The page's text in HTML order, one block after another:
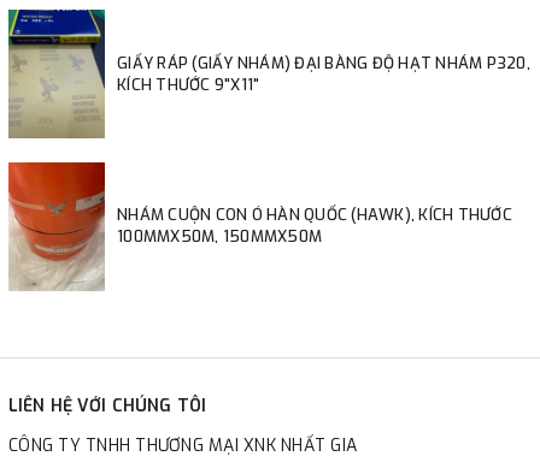
GIẤY RÁP (GIẤY NHÁM) ĐẠI BÀNG ĐỘ HẠT NHÁM P320,
KÍCH THƯỚC 9"X11"
NHÁM CUỘN CON Ó HÀN QUỐC (HAWK), KÍCH THƯỚC
100MMX50M, 150MMX50M
LIÊN HỆ VỚI CHÚNG TÔI
CÔNG TY TNHH THƯƠNG MẠI XNK NHẤT GIA